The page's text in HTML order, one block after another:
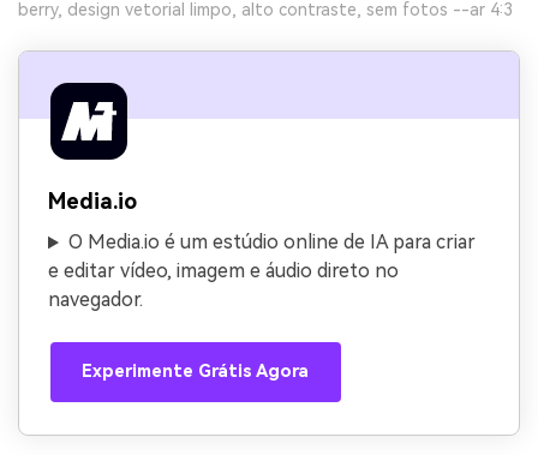
berry, design vetorial limpo, alto contraste, sem fotos --ar 4:3
Media.io
O Media.io é um estúdio online de IA para criar
e editar vídeo, imagem e áudio direto no
navegador.
Experimente Grátis Agora